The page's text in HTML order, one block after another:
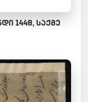
1448, ᲡᲐᲥᲛᲔ